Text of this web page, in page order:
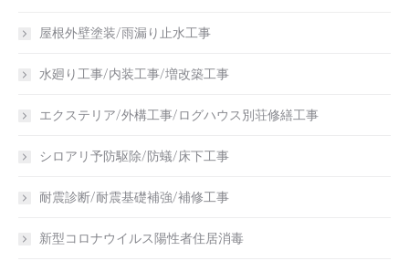
屋根外壁塗装/雨漏り止水工事
水廻り工事/内装工事/増改築工事
エクステリア/外構工事/ログハウス別荘修繕工事
シロアリ予防駆除/防蟻/床下工事
耐震診断/耐震基礎補強/補修工事
新型コロナウイルス陽性者住居消毒